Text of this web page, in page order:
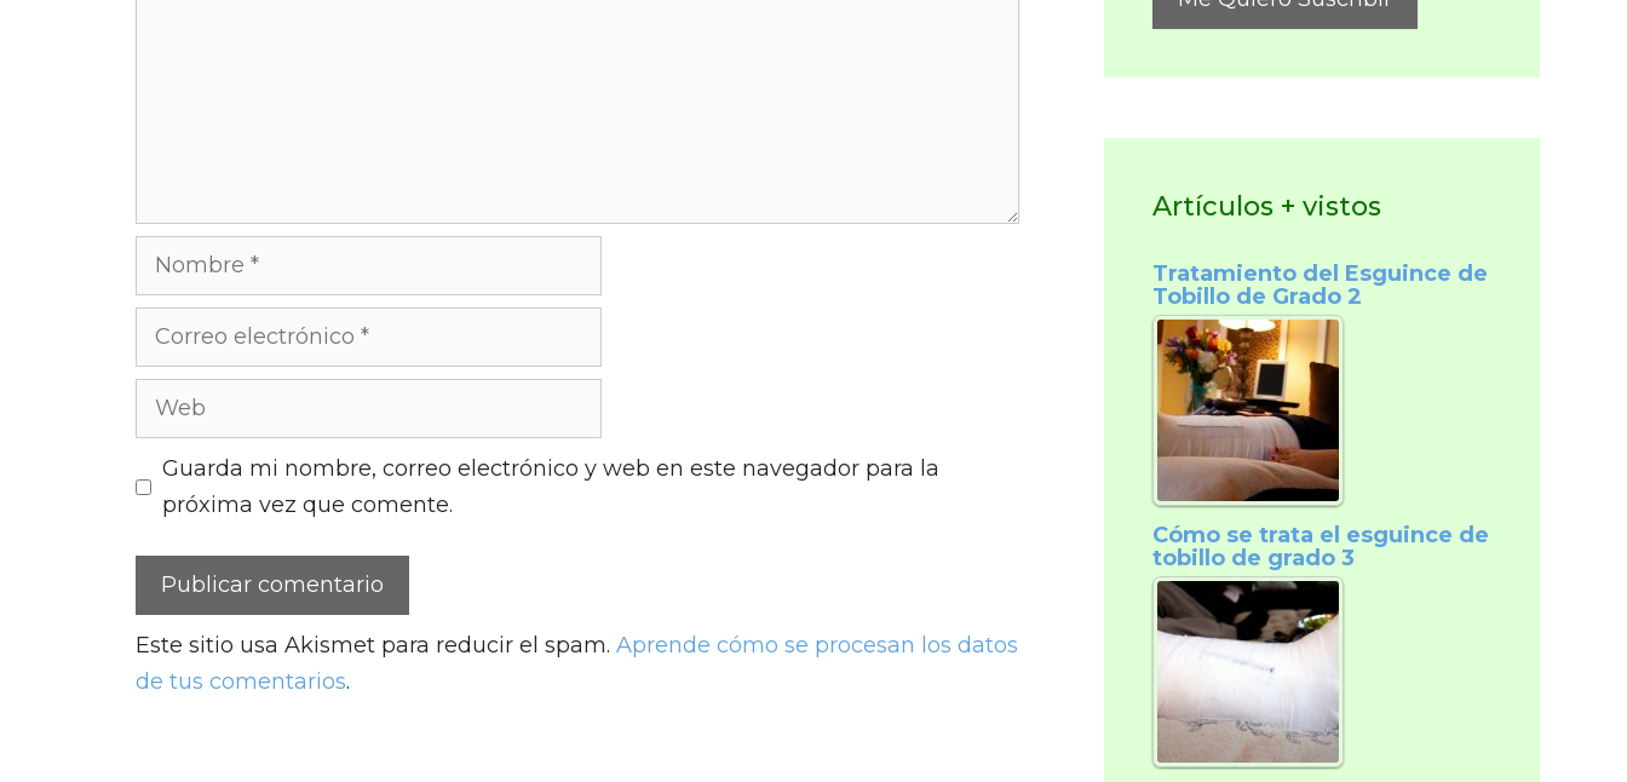
Nombre
Correo
electrónico
Web
Guarda mi nombre, correo electrónico y web en este navegador para la
próxima vez que comente.
Este sitio usa Akismet para reducir el spam. Aprende cómo se procesan los datos
de tus comentarios.
Artículos + vistos
Tratamiento del Esguince de
Tobillo de Grado 2
Cómo se trata el esguince de
tobillo de grado 3